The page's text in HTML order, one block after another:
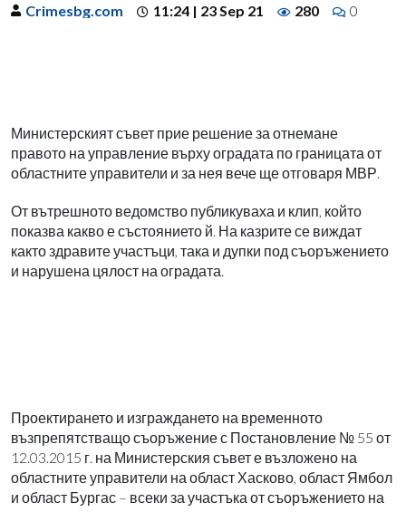
Crimesbg.com 11:24 | 23 Sep 21 280 0
Министерският съвет прие решение за отнемане
правото на управление върху оградата по границата от
областните управители и за нея вече ще отговаря МВР.
От вътрешното ведомство публикуваха и клип, който
показва какво е състоянието й. На казрите се виждат
както здравите участъци, така и дупки под съоръжението
и нарушена цялост на оградата.
Проектирането и изграждането на временното
възпрепятстващо съоръжение с Постановление № 55 от
12.03.2015 г. на Министерския съвет е възложено на
областните управители на област Хасково, област Ямбол
и област Бургас – всеки за участъка от съоръжението на